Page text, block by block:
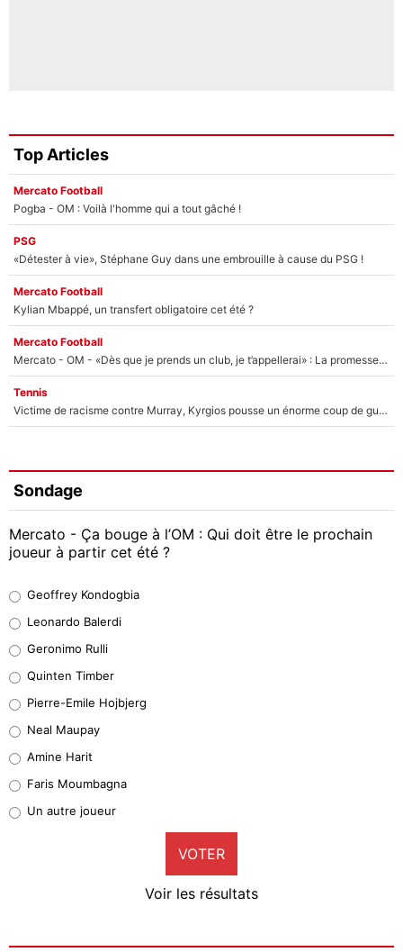
Top Articles
Mercato Football
Pogba - OM : Voilà l'homme qui a tout gâché !
PSG
«Détester à vie», Stéphane Guy dans une embrouille à cause du PSG !
Mercato Football
Kylian Mbappé, un transfert obligatoire cet été ?
Mercato Football
Mercato - OM - «Dès que je prends un club, je t’appellerai» : La promesse de Marcelino au moment de claquer la porte
Tennis
Victime de racisme contre Murray, Kyrgios pousse un énorme coup de gueule !
Sondage
Mercato - Ça bouge à l’OM : Qui doit être le prochain
joueur à partir cet été ?
38%
32%
5%
1%
9%
Geoffrey Kondogbia
Leonardo Balerdi
Geronimo Rulli
Quinten Timber
Pierre-Emile Hojbjerg
Neal Maupay
Amine Harit
Faris Moumbagna
Un autre joueur
VOTER
Voir les résultats